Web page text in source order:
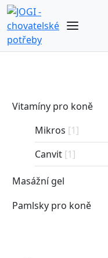
Vitamíny pro koně
Mikros [1]
Canvit [1]
Masážní gel
Pamlsky pro koně